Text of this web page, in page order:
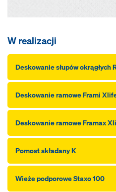
W realizacji
Deskowanie słupów okrągłych
Deskowanie ramowe Frami
Deskowanie ramowe Framax
Pomost składany K
Wieże podporowe Staxo 100